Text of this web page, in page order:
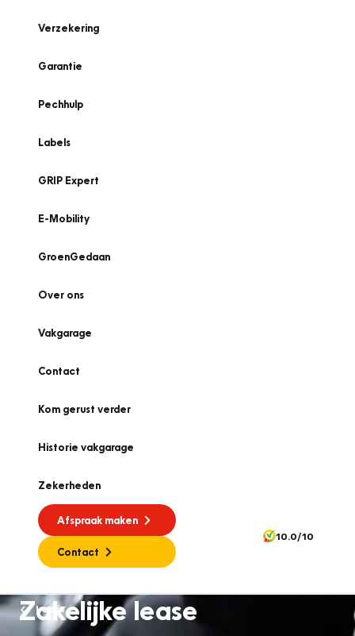
Verzekering
Garantie
Pechhulp
Labels
GRIP Expert
E-Mobility
GroenGedaan
Over ons
Vakgarage
Contact
Kom gerust verder
Historie vakgarage
Zekerheden
Afspraak maken
Contact
10.0/10
Lease
Zakelijke lease